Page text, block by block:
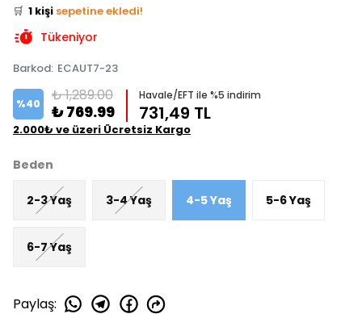
🛒 1 kişi sepetine ekledi!
✅ Bugün 0 adet
Tükeniyor
Barkod: ECAUT7-23
%40 ₺ 1,289.00
₺ 769.99
Havale/EFT ile %5 indirim
731,49 TL
2.000₺ ve üzeri Ücretsiz Kargo
Beden
2-3 Yaş 3-4 Yaş 4-5 Yaş 5-6 Yaş
6-7 Yaş
Paylaş: